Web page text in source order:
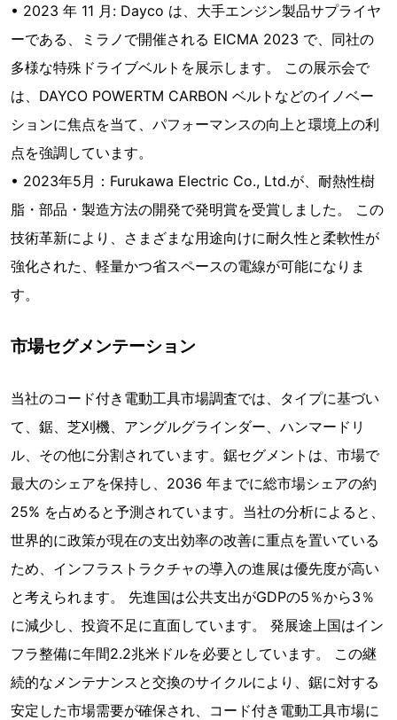
• 2023 年 11 月: Dayco は、大手エンジン製品サプライヤ
ーである、ミラノで開催される EICMA 2023 で、同社の
多様な特殊ドライブベルトを展示します。 この展示会で
は、DAYCO POWERTM CARBON ベルトなどのイノベー
ションに焦点を当て、パフォーマンスの向上と環境上の利
点を強調しています。
• 2023年5月：Furukawa Electric Co., Ltd.が、耐熱性樹
脂・部品・製造方法の開発で発明賞を受賞しました。 この
技術革新により、さまざまな用途向けに耐久性と柔軟性が
強化された、軽量かつ省スペースの電線が可能になりま
す。
市場セグメンテーション
当社のコード付き電動工具市場調査では、タイプに基づい
て、鋸、芝刈機、アングルグラインダー、ハンマードリ
ル、その他に分割されています。鋸セグメントは、市場で
最大のシェアを保持し、2036 年までに総市場シェアの約
25% を占めると予測されています。当社の分析によると、
世界的に政策が現在の支出効率の改善に重点を置いている
ため、インフラストラクチャの導入の進展は優先度が高い
と考えられます。 先進国は公共支出がGDPの5％から3％
に減少し、投資不足に直面しています。 発展途上国はイン
フラ整備に年間2.2兆米ドルを必要としています。 この継
続的なメンテナンスと交換のサイクルにより、鋸に対する
安定した市場需要が確保され、コード付き電動工具市場に